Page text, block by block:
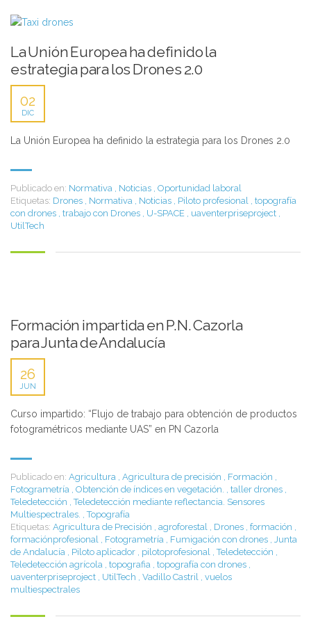
La Unión Europea ha definido la
estrategia para los Drones 2.0
02
DIC
La Unión Europea ha definido la estrategia para los Drones 2.0
Publicado en: Normativa , Noticias , Oportunidad laboral
Etiquetas: Drones , Normativa , Noticias , Piloto profesional , topografía
con drones , trabajo con Drones , U-SPACE , uaventerpriseproject ,
UtilTech
Formación impartida en P.N. Cazorla
para Junta de Andalucía
26
JUN
Curso impartido: “Flujo de trabajo para obtención de productos
fotogramétricos mediante UAS” en PN Cazorla
Publicado en: Agricultura , Agricultura de precisión , Formación ,
Fotogrametría , Obtención de índices en vegetación. , taller drones ,
Teledetección , Teledetección mediante reflectancia. Sensores
Multiespectrales. , Topografía
Etiquetas: Agricultura de Precisión , agroforestal , Drones , formación ,
formaciónprofesional , Fotogrametría , Fumigación con drones , Junta
de Andalucía , Piloto aplicador , pilotoprofesional , Teledetección ,
Teledetección agrícola , topografia , topografía con drones ,
uaventerpriseproject , UtilTech , Vadillo Castril , vuelos
multiespectrales